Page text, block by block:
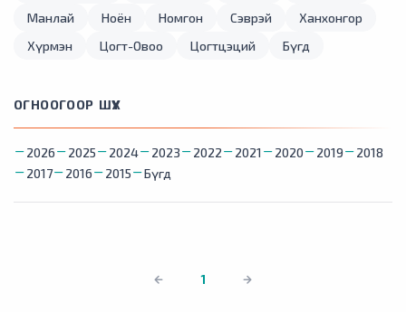
Манлай
Ноён Номгон Сэврэй
Ханхонгор
Хүрмэн
Цогт-Овоо Цогтцэций Бүгд
ОГНООГООР ШҮҮХ
2026 2025 2024 2023 2022 2021 2020 2019
2018
2017
2016 2015 Бүгд
1